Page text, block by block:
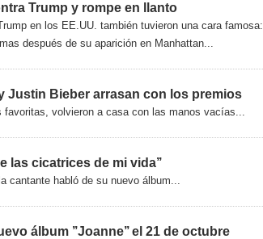
Trump y rompe en llanto
en los EE.UU. también tuvieron una cara famosa:
después de su aparición en Manhattan...
Justin Bieber arrasan con los premios
favoritas, volvieron a casa con las manos vacías...
las cicatrices de mi vida’’
cantante habló de su nuevo álbum...
álbum ’’Joanne’’ el 21 de octubre